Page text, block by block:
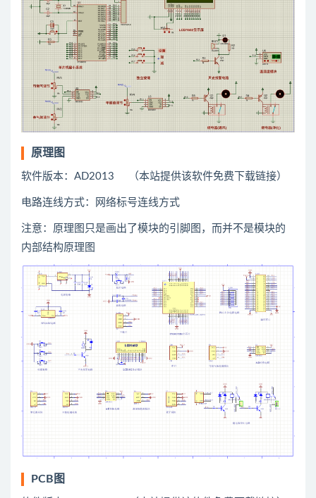
原理图
软件版本：AD2013 （本站提供该软件免费下载链接）
电路连线方式：网络标号连线方式
注意：原理图只是画出了模块的引脚图，而并不是模块的
内部结构原理图
PCB图